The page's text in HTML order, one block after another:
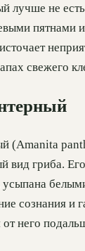
лучше не
пятнами
свежего
(Amanita
вид гриба.
усыпана
сознания и
него